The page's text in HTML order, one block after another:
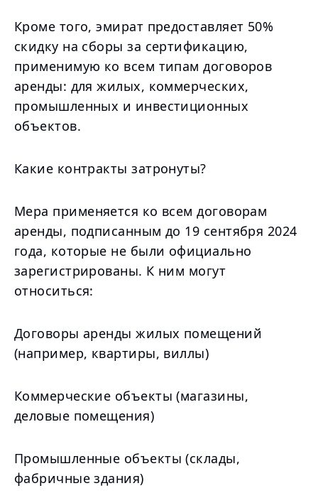
Кроме того, эмират предоставляет 50%
скидку на сборы за сертификацию,
применимую ко всем типам договоров
аренды: для жилых, коммерческих,
промышленных и инвестиционных
объектов.
Какие контракты затронуты?
Мера применяется ко всем договорам
аренды, подписанным до 19 сентября 2024
года, которые не были официально
зарегистрированы. К ним могут
относиться:
Договоры аренды жилых помещений
(например, квартиры, виллы)
Коммерческие объекты (магазины,
деловые помещения)
Промышленные объекты (склады,
фабричные здания)